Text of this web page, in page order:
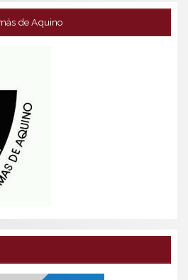
de Aquino